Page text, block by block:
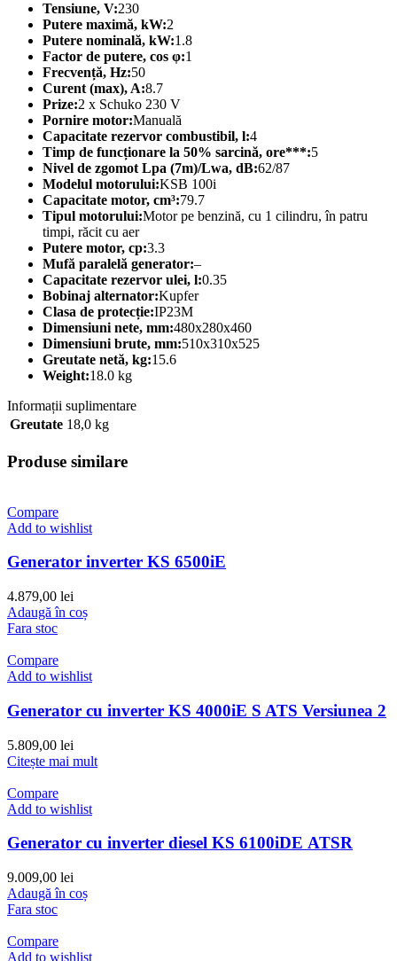
Tensiune, V:230
Putere maximă, kW:2
Putere nominală, kW:1.8
Factor de putere, cos φ:1
Frecvență, Hz:50
Curent (max), A:8.7
Prize:2 x Schuko 230 V
Pornire motor:Manuală
Capacitate rezervor combustibil, l:4
Timp de funcționare la 50% sarcină, ore***:5
Nivel de zgomot Lpa (7m)/Lwa, dB:62/87
Modelul motorului:KSB 100i
Capacitate motor, cm³:79.7
Tipul motorului:Motor pe benzină, cu 1 cilindru, în patru
timpi, răcit cu aer
Putere motor, cp:3.3
Mufă paralelă generator:–
Capacitate rezervor ulei, l:0.35
Bobinaj alternator:Kupfer
Clasa de protecție:IP23M
Dimensiuni nete, mm:480х280х460
Dimensiuni brute, mm:510х310х525
Greutate netă, kg:15.6
Weight:18.0 kg
Informații suplimentare
Greutate 18,0 kg
Produse similare
Compare
Add to wishlist
Generator inverter KS 6500iE
4.879,00 lei
Adaugă în coș
Fara stoc
Compare
Add to wishlist
Generator cu inverter KS 4000iE S ATS Versiunea 2
5.809,00 lei
Citește mai mult
Compare
Add to wishlist
Generator cu inverter diesel KS 6100iDЕ ATSR
9.009,00 lei
Adaugă în coș
Fara stoc
Compare
Add to wishlist